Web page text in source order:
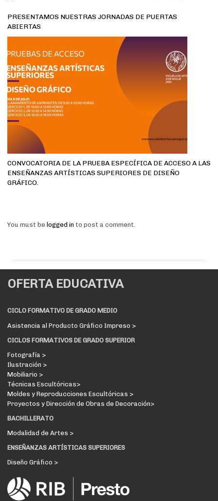
PRESENTAMOS NUESTRAS JORNADAS DE PUERTAS
ABIERTAS
CONVOCATORIA DE LA PRUEBA ESPECÍFICA DE ACCESO A LAS
ENSEÑANZAS ARTÍSTICAS SUPERIORES DE DISEÑO
GRÁFICO.
You must be logged in to post a comment.
OFERTA EDUCATIVA
CICLO FORMATIVO DE GRADO MEDIO
Asistencia al Producto Gráfico Impreso >
CICLOS FORMATIVOS DE GRADO SUPERIOR
Fotografía >
Ilustración >
Mobiliario >
Técnicas Escultóricas>
Moldes y Reproducciones Escultóricas >
Proyectos y Dirección de Obras de Decoración>
BACHILLERATO
Modalidad de Artes >
ENSEÑANZAS ARTÍSTICAS SUPERIORES
Diseño Gráfico >